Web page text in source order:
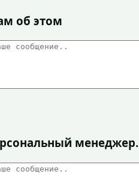
об этом
менеджер.